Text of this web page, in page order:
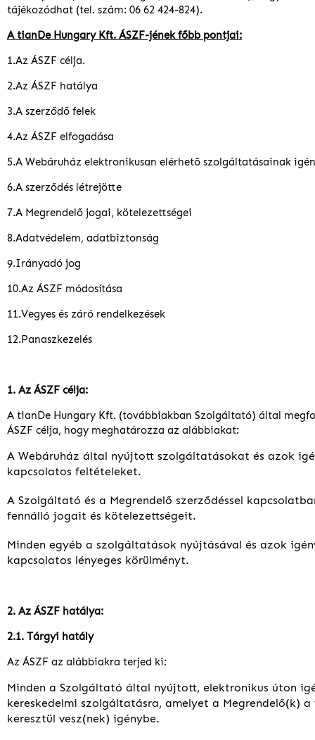
tájékozódhat (tel. szám: 06 62 424-824).
A tianDe Hungary Kft. ÁSZF-jének főbb pontjai:
1.Az ÁSZF célja.
2.Az ÁSZF hatálya
3.A szerződő felek
4.Az ÁSZF elfogadása
5.A Webáruház elektronikusan elérhető szolgáltatásainak
6.A szerződés létrejötte
7.A Megrendelő jogai, kötelezettségei
8.Adatvédelem, adatbiztonság
9.Irányadó jog
10.Az ÁSZF módosítása
11.Vegyes és záró rendelkezések
12.Panaszkezelés
1. Az ÁSZF célja:
A tianDe Hungary Kft. (továbbiakban Szolgáltató) által
ÁSZF célja, hogy meghatározza az alábbiakat:
A Webáruház által nyújtott szolgáltatásokat és azok
kapcsolatos feltételeket.
A Szolgáltató és a Megrendelő szerződéssel
fennálló jogait és kötelezettségeit.
Minden egyéb a szolgáltatások nyújtásával és azok
kapcsolatos lényeges körülményt.
2. Az ÁSZF hatálya:
2.1. Tárgyi hatály
Az ÁSZF az alábbiakra terjed ki:
Minden a Szolgáltató által nyújtott, elektronikus úton
kereskedelmi szolgáltatásra, amelyet a Megrendelő(k) a
keresztül vesz(nek) igénybe.